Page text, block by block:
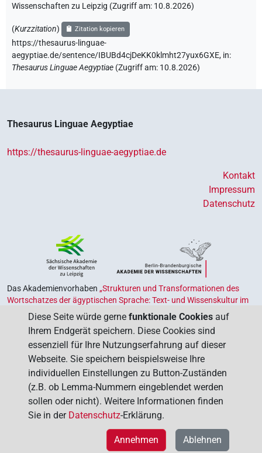
Wissenschaften zu Leipzig (Zugriff am: 10.8.2026)
(Kurzzitation) Zitation kopieren
https://thesaurus-linguae-
aegyptiae.de/sentence/IBUBd4cjDeKK0klmht27yux6GXE, in:
Thesaurus Linguae Aegyptiae (Zugriff am: 10.8.2026)
Thesaurus Linguae Aegyptiae
https://thesaurus-linguae-aegyptiae.de
Kontakt
Impressum
Datenschutz
Das Akademienvorhaben „Strukturen und Transformationen des
Wortschatzes der ägyptischen Sprache: Text- und Wissenskultur im
Alten Ägypten‟
ist Teil des von Bund und Ländern geförderten
, das der Erhaltung, Sicherung und
Vergegenwärtigung unseres kulturellen Erbes dient. Koordiniert wird
das Programm von derUnion der Deutschen Akademien der
Wissenschaften.
Diese Seite würde gerne funktionale Cookies auf
Ihrem Endgerät speichern. Diese Cookies sind
essenziell für Ihre Nutzungserfahrung auf dieser
Webseite. Sie speichern beispielsweise Ihre
individuellen Einstellungen zu Button-Zuständen
(z.B. ob Lemma-Nummern eingeblendet werden
sollen oder nicht). Weitere Informationen finden
Sie in der Datenschutz-Erklärung.
Ablehnen
Annehmen